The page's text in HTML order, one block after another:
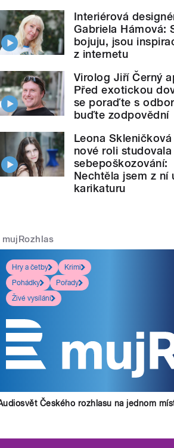
Interiérová
Gabriela Hámová:
bojuju, jsou
z internetu
Virolog Jiří Černý
Před exotickou
se poraďte s
buďte zodpovědní
Leona
nové roli studovala
sebepoškozování:
Nechtěla jsem z ní
karikaturu
mujRozhlas
Hry a četby
Krimi
Pohádky
Pořady
Živé vysílání
Českého rozhlasu na jednom